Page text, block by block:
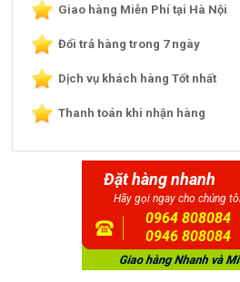
Giao hàng Miễn Phí tại Hà Nội
Đổi trả hàng trong 7 ngày
Dịch vụ khách hàng Tốt nhất
Thanh toán khi nhận hàng
Đặt hàng nhanh
Hãy gọi ngay cho chúng
0964 808084
0946 808084